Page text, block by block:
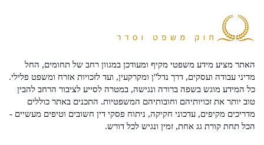
האתר מציע מידע משפטי מקיף ומעודכן במגוון רחב של תחומים, החל
מדיני עבודה ועסקים, דרך נדל"ן ומקרקעין, ועד לזכויות אזרח ומשפט פלילי.
כל המידע מוגש בשפה ברורה ונגישה, במטרה לסייע לציבור הרחב להבין
טוב יותר את זכויותיהם וחובותיהם המשפטיות. התכנים באתר כוללים
מדריכים מקיפים, עדכוני חקיקה, ניתוח פסקי דין חשובים וטיפים מעשיים -
הכל תחת קורת גג אחת, זמין ונגיש לכל דורש.